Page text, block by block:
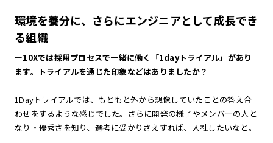
環境を養分に、さらにエンジニアとして成長でき
る組織
ー10Xでは採用プロセスで一緒に働く「1dayトライアル」があり
ます。トライアルを通じた印象などはありましたか？
1Dayトライアルでは、もともと外から想像していたことの答え合
わせをするような感じでした。さらに開発の様子やメンバーの人と
なり・優秀さを知り、選考に受かりさえすれば、入社したいなと。